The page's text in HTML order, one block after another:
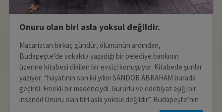
Onuru olan biri asla yoksul değildir.
Macaristan birkaç gündür, ölümünün ardından,
Budapeşte’de sokakta yaşadığı bir belediye bankının
üzerine kitabesi dikilen bir evsizi konuşuyor. Kitabede şunlar
yazıyor: “hayatının son iki yılını SÁNDOR ÁBRAHAM burada
geçirdi. Emekli bir madenciydi. Gururlu ve edebiyat aşığı bir
insandı! Onuru olan biri asla yoksul değildir”. Budapeşte’nin